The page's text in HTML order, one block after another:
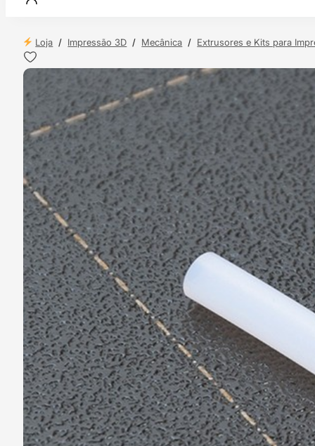
Loja / Impressão 3D / Mecânica / Extrusores e Kits para